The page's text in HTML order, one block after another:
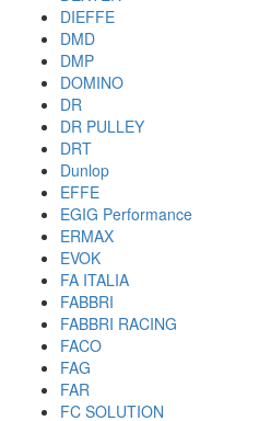
DIEFFE
DMD
DMP
DOMINO
DR
DR PULLEY
DRT
Dunlop
EFFE
EGIG Performance
ERMAX
EVOK
FA ITALIA
FABBRI
FABBRI RACING
FACO
FAG
FAR
FC SOLUTION